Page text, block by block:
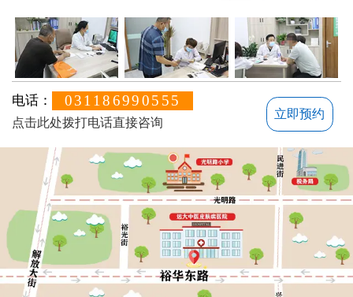
电话： 031186990555
点击此处拨打电话直接咨询
立即预约